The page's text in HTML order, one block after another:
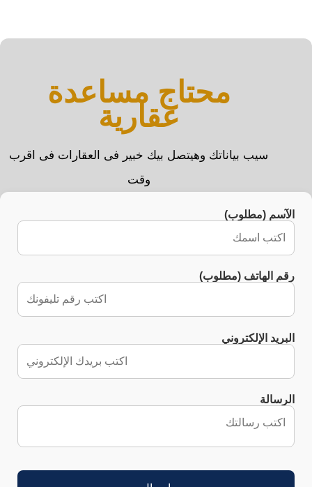
محتاج مساعدة
عقارية
سيب بياناتك وهيتصل بيك خبير فى العقارات فى اقرب
وقت
الآسم (مطلوب)
رقم الهاتف (مطلوب)
البريد الإلكتروني
الرسالة